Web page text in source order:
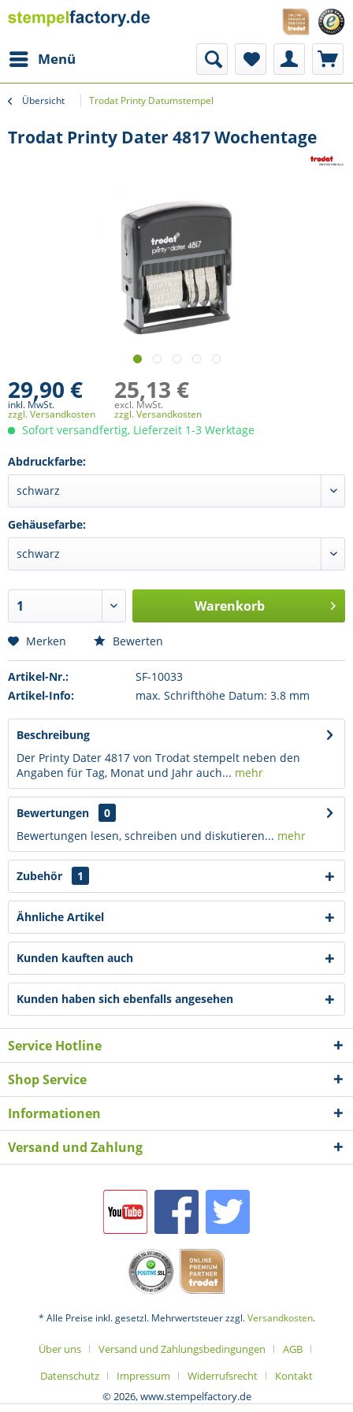
Menü
Übersicht Trodat Printy Datumstempel
Trodat Printy Dater 4817 Wochentage
29,90 €
inkl. MwSt.
zzgl. Versandkosten
25,13 €
excl. MwSt.
zzgl. Versandkosten
Sofort versandfertig, Lieferzeit 1-3 Werktage
Abdruckfarbe:
Gehäusefarbe:
Warenkorb
Merken Bewerten
Artikel-Nr.:
SF-10033
Artikel-Info:
max. Schrifthöhe Datum: 3.8 mm
Beschreibung
Der Printy Dater 4817 von Trodat stempelt neben den
Angaben für Tag, Monat und Jahr auch... mehr
Bewertungen
0
Bewertungen lesen, schreiben und diskutieren... mehr
Zubehör 1
Ähnliche Artikel
Kunden kauften auch
Kunden haben sich ebenfalls angesehen
Service Hotline
Shop Service
Informationen
Versand und Zahlung
* Alle Preise inkl. gesetzl. Mehrwertsteuer zzgl.Versandkosten.
Über uns Versand und Zahlungsbedingungen
AGB
Datenschutz
Impressum Widerrufsrecht
Kontakt
© 2026, www.stempelfactory.de